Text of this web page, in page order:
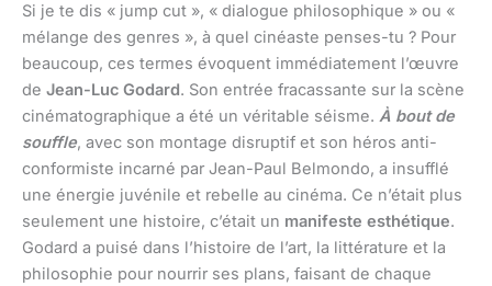
Si je te dis « jump cut », « dialogue philosophique » ou «
mélange des genres », à quel cinéaste penses-tu ? Pour
beaucoup, ces termes évoquent immédiatement l’œuvre
de Jean-Luc Godard. Son entrée fracassante sur la scène
cinématographique a été un véritable séisme. À bout de
souffle, avec son montage disruptif et son héros anti-
conformiste incarné par Jean-Paul Belmondo, a insufflé
une énergie juvénile et rebelle au cinéma. Ce n’était plus
seulement une histoire, c’était un manifeste esthétique.
Godard a puisé dans l’histoire de l’art, la littérature et la
philosophie pour nourrir ses plans, faisant de chaque